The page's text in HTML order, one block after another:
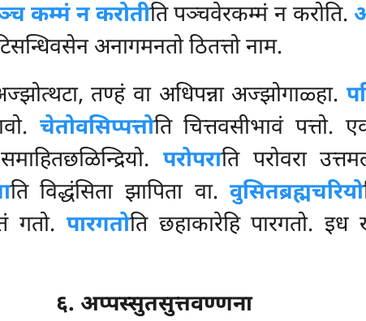
कम्मं न करोतीति पञ्चवेरकम्मं न करोति.
अनागमनतो ठितत्तो नाम.
तण्हं वा अधिपन्ना अज्झोगाळ्हा.
चेतोवसिप्पत्तोति चित्तवसीभावं पत्तो.
परोपराति परोवरा
ति विद्धंसिता झापिता वा.वुसितब्रह्मचरियो
गतो. पारगतोति छहाकारेहि पारगतो. इध
६. अप्पस्सुतसुत्तवण्णना